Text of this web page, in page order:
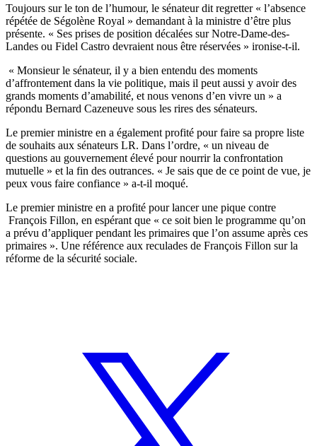
Toujours sur le ton de l’humour, le sénateur dit regretter « l’absence
répétée de Ségolène Royal » demandant à la ministre d’être plus
présente. « Ses prises de position décalées sur Notre-Dame-des-
Landes ou Fidel Castro devraient nous être réservées » ironise-t-il.
« Monsieur le sénateur, il y a bien entendu des moments
d’affrontement dans la vie politique, mais il peut aussi y avoir des
grands moments d’amabilité, et nous venons d’en vivre un » a
répondu Bernard Cazeneuve sous les rires des sénateurs.
Le premier ministre en a également profité pour faire sa propre liste
de souhaits aux sénateurs LR. Dans l’ordre, « un niveau de
questions au gouvernement élevé pour nourrir la confrontation
mutuelle » et la fin des outrances. « Je sais que de ce point de vue, je
peux vous faire confiance » a-t-il moqué.
Le premier ministre en a profité pour lancer une pique contre
François Fillon, en espérant que « ce soit bien le programme qu’on
a prévu d’appliquer pendant les primaires que l’on assume après ces
primaires ». Une référence aux reculades de François Fillon sur la
réforme de la sécurité sociale.